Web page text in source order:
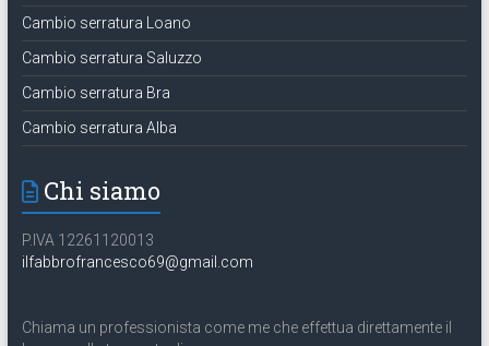
Cambio serratura Loano
Cambio serratura Saluzzo
Cambio serratura Bra
Cambio serratura Alba
Chi siamo
P.IVA 12261120013
ilfabbrofrancesco69@gmail.com
Chiama un professionista come me che effettua direttamente il